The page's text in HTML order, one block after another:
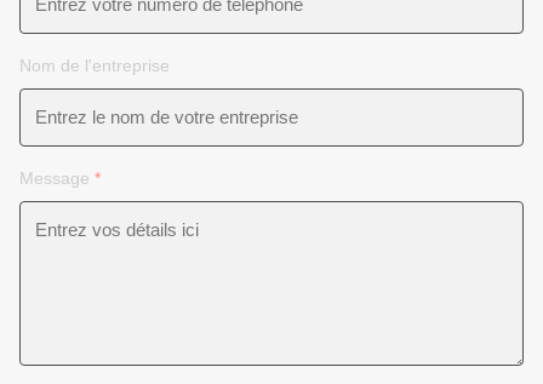
Nom de l'entreprise
Message *